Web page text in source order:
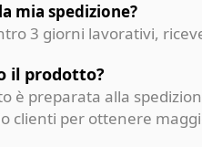
mia spedizione?
3 giorni lavorativi,
il prodotto?
è preparata alla
clienti per ottenere